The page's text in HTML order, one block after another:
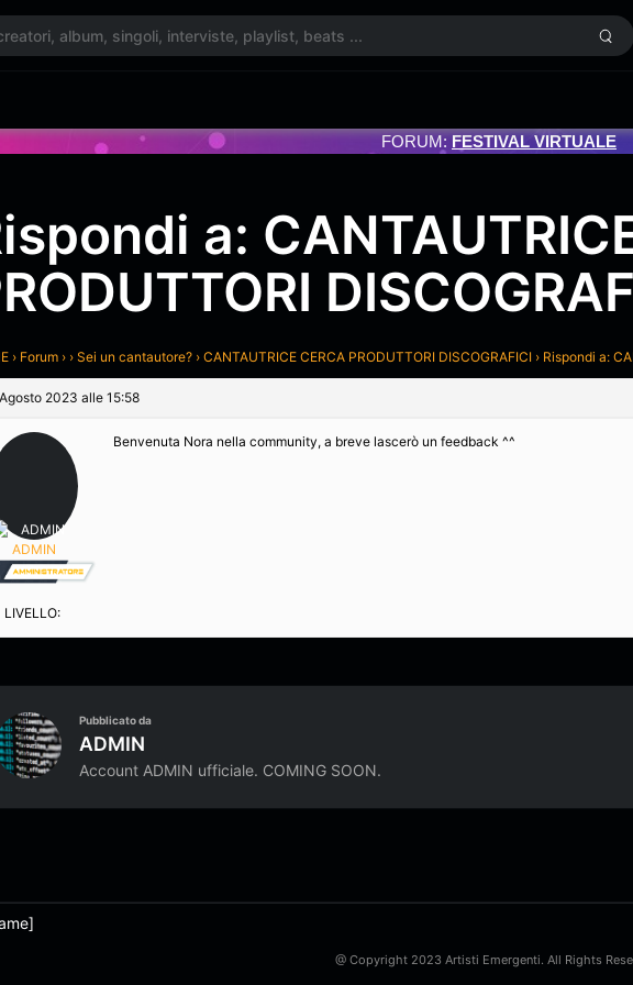
FORUM: FESTIVAL VIRTUALE
a:
› Forum › › Sei un cantautore? › CANTAUTRICE CERCA PRODUTTORI DISCOGRAFICI › Rispondi a:
2023 alle 15:58
ADMIN
LIVELLO:
Benvenuta Nora nella community, a breve lascerò un feedback ^^
Pubblicato da
ADMIN
Account ADMIN ufficiale. COMING SOON.
@ Copyright 2023 Artisti Emergenti. All Rights